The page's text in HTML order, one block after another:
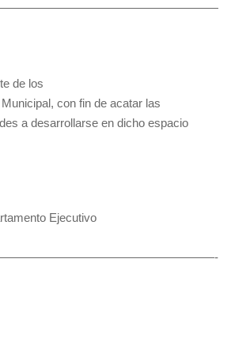
de los
con fin de acatar las
a desarrollarse en dicho espacio
Ejecutivo